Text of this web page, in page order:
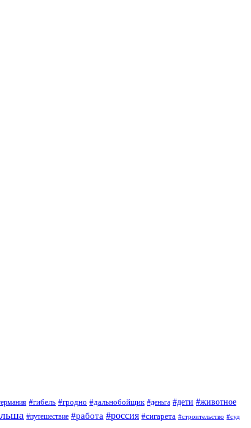
#гибель #гродно #дальнобойщик #деньга #дети #животное
#путешествие #работа #россия #сигарета #строительство #суд